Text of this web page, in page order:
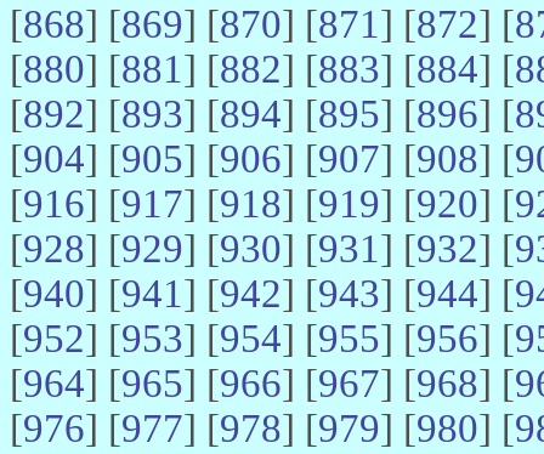
[868] [869] [870] [871] [872] [
[880] [881] [882] [883] [884] [
[892] [893] [894] [895] [896] [
[904] [905] [906] [907] [908] [
[916] [917] [918] [919] [920] [
[928] [929] [930] [931] [932] [
[940] [941] [942] [943] [944] [
[952] [953] [954] [955] [956] [
[964] [965] [966] [967] [968] [
[976] [977] [978] [979] [980] [